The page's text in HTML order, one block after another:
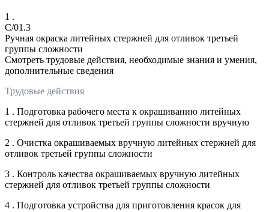
1 .
C/01.3
Ручная окраска литейных стержней для отливок третьей
группы сложности
Смотреть трудовые действия, необходимые знания и умения,
дополнительные сведения
Трудовые действия
1 . Подготовка рабочего места к окрашиванию литейных
стержней для отливок третьей группы сложности вручную
2 . Очистка окрашиваемых вручную литейных стержней для
отливок третьей группы сложности
3 . Контроль качества окрашиваемых вручную литейных
стержней для отливок третьей группы сложности
4 . Подготовка устройства для приготовления красок для